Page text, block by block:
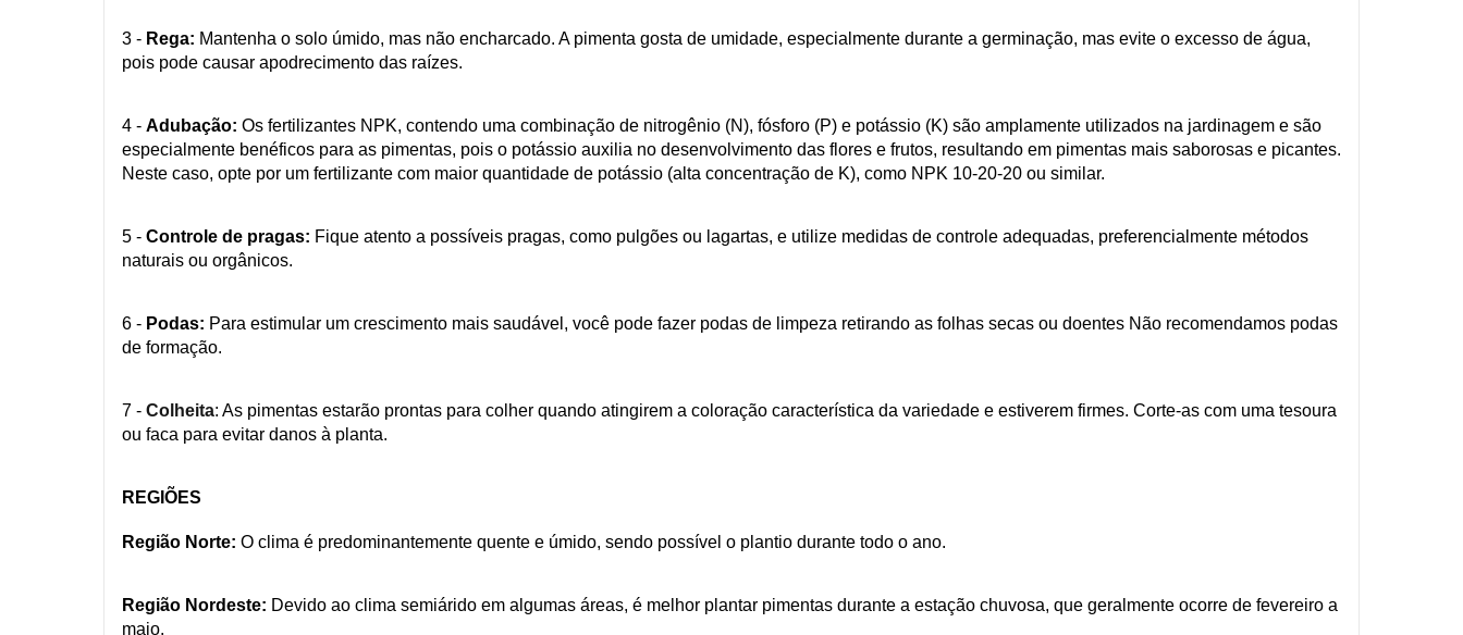
3 - Rega: Mantenha o solo úmido, mas não encharcado. A pimenta gosta de umidade, especialmente durante a germinação, mas evite o excesso de água,
pois pode causar apodrecimento das raízes.
4 - Adubação: Os fertilizantes NPK, contendo uma combinação de nitrogênio (N), fósforo (P) e potássio (K) são amplamente utilizados na jardinagem e são
especialmente benéficos para as pimentas, pois o potássio auxilia no desenvolvimento das flores e frutos, resultando em pimentas mais saborosas e picantes.
Neste caso, opte por um fertilizante com maior quantidade de potássio (alta concentração de K), como NPK 10-20-20 ou similar.
5 - Controle de pragas: Fique atento a possíveis pragas, como pulgões ou lagartas, e utilize medidas de controle adequadas, preferencialmente métodos
naturais ou orgânicos.
6 - Podas: Para estimular um crescimento mais saudável, você pode fazer podas de limpeza retirando as folhas secas ou doentes Não recomendamos podas
de formação.
7 - Colheita: As pimentas estarão prontas para colher quando atingirem a coloração característica da variedade e estiverem firmes. Corte-as com uma tesoura
ou faca para evitar danos à planta.
REGIÕES
Região Norte: O clima é predominantemente quente e úmido, sendo possível o plantio durante todo o ano.
Região Nordeste: Devido ao clima semiárido em algumas áreas, é melhor plantar pimentas durante a estação chuvosa, que geralmente ocorre de fevereiro a
maio.